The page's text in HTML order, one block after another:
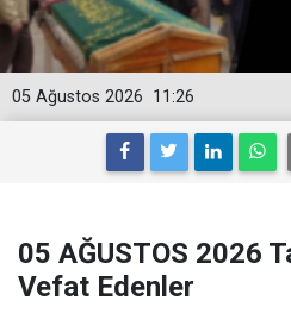
11:26
05 Ağustos 2026
05 AĞUSTOS 2026
Vefat Edenler